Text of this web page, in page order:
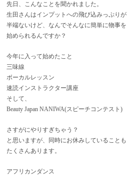
先日、こんなことを聞かれました。
生田さんはインプットへの飛び込みっぷりが
半端ないけど、なんでそんなに簡単に物事を
始められるんですか？
今年に入って始めたこと
三味線
ボーカルレッスン
速読インストラクター講座
そして、
Beauty Japan NANIWA(スピーチコンテスト)
さすがにやりすぎちゃう？
と思いますが、同時にお休みしていることも
たくさんあります。
アフリカンダンス